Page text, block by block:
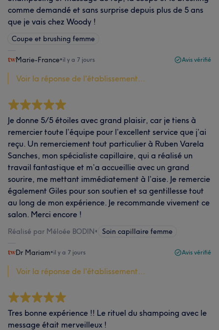
comme demandé et sans surprise depuis plus de 5 ans
que je vais chez Woody !
Coupe et brushing femme
Marie-France•il y a 7 jours Avis vérifié
Voir la réponse de l'établissement...
Je donne 5/5 étoiles avec grand plaisir, car je tiens à
remercier toute l’équipe pour l’excellent service que j’ai
reçu. Un remerciement tout particulier à Ruben Varela
Sanches, mon spécialiste capillaire, qui a réalisé un
travail fantastique et m’a accueillie avec un grand
sourire, me mettant immédiatement à l’aise. Je remercie
également Giles pour son soutien et sa gentillesse tout
au long de mon expérience. Je recommande vivement ce
salon. Merci encore !
Réalisé par Méloée BODIN• Soin capillaire femme
Dr Mariam•il y a 7 jours Avis vérifié
Voir la réponse de l'établissement...
Tres bonne expérience !! Le rituel du shampoing avec le
message était merveilleux !